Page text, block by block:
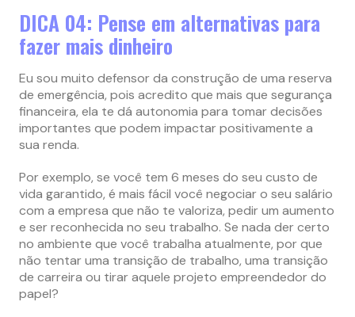
DICA 04: Pense em alternativas para
fazer mais dinheiro
Eu sou muito defensor da construção de uma reserva
de emergência, pois acredito que mais que segurança
financeira, ela te dá autonomia para tomar decisões
importantes que podem impactar positivamente a
sua renda.
Por exemplo, se você tem 6 meses do seu custo de
vida garantido, é mais fácil você negociar o seu salário
com a empresa que não te valoriza, pedir um aumento
e ser reconhecida no seu trabalho. Se nada der certo
no ambiente que você trabalha atualmente, por que
não tentar uma transição de trabalho, uma transição
de carreira ou tirar aquele projeto empreendedor do
papel?